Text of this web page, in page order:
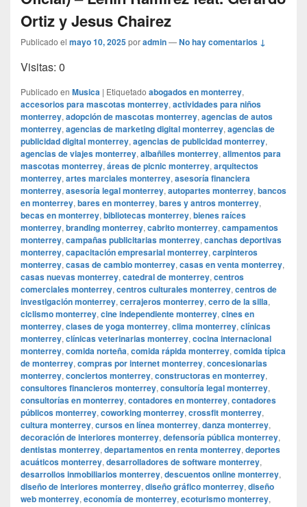
Ortiz y Jesus Chairez
Publicado el mayo 10, 2025poradmin—No hay comentarios ↓
Visitas: 0
Publicado en Musica | Etiquetado abogados en monterrey,
accesorios para mascotas monterrey, actividades para niños
monterrey, adopción de mascotas monterrey, agencias de autos
monterrey, agencias de marketing digital monterrey, agencias de
publicidad digital monterrey, agencias de publicidad monterrey,
agencias de viajes monterrey, albañiles monterrey, alimentos para
mascotas monterrey, áreas de picnic monterrey, arquitectos
monterrey, artes marciales monterrey, asesoría financiera
monterrey, asesoría legal monterrey, autopartes monterrey, bancos
en monterrey, bares en monterrey, bares y antros monterrey,
becas en monterrey, bibliotecas monterrey, bienes raíces
monterrey, branding monterrey, cabrito monterrey, campamentos
monterrey, campañas publicitarias monterrey, canchas deportivas
monterrey, capacitación empresarial monterrey, carpinteros
monterrey, casas de cambio monterrey, casas en venta monterrey,
casas nuevas monterrey, catedral de monterrey, centros
comerciales monterrey, centros culturales monterrey, centros de
investigación monterrey, cerrajeros monterrey, cerro de la silla,
ciclismo monterrey, cine independiente monterrey, cines en
monterrey, clases de yoga monterrey, clima monterrey, clínicas
monterrey, clínicas veterinarias monterrey, cocina internacional
monterrey, comida norteña, comida rápida monterrey, comida típica
de monterrey, compras por internet monterrey, concesionarias
monterrey, conciertos monterrey, constructoras en monterrey,
consultores financieros monterrey, consultoría legal monterrey,
consultorías en monterrey, contadores en monterrey, contadores
públicos monterrey, coworking monterrey, crossfit monterrey,
cultura monterrey, cursos en línea monterrey, danza monterrey,
decoración de interiores monterrey, defensoría pública monterrey,
dentistas monterrey, departamentos en renta monterrey, deportes
acuáticos monterrey, desarrolladores de software monterrey,
desarrollos inmobiliarios monterrey, descuentos online monterrey,
diseño de interiores monterrey, diseño gráfico monterrey, diseño
web monterrey, economía de monterrey, ecoturismo monterrey,